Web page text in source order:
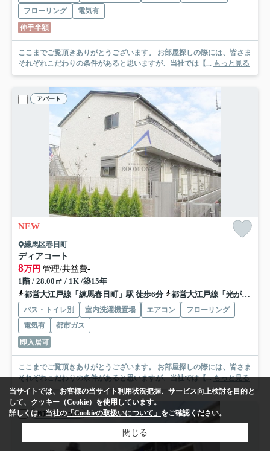
フローリング
電気有
仲手半額
ここまでご覧頂きありがとうございます。 お部屋探しの際には、皆さま
それぞれこだわりの条件があると思いますが、当社では【... もっと見る
アパート
NEW
練馬区春日町
ディアコート
8万円 管理/共益費-
1階 / 28.00㎡ / 1K /築15年
都営大江戸線「練馬春日町」駅 徒歩6分
都営大江戸線「光が丘」駅 徒歩14分
バス・トイレ別 室内洗濯機置場 エアコン
フローリング
電気有
都市ガス
即入居可
ここまでご覧頂きありがとうございます。 お部屋探しの際には、皆さま
それぞれこだわりの条件があると思いますが、当社では【...もっと見る
賃貸マンション
当サイトでは、お客様の当サイト利用状況把握、サービス向上検討を目的と
して、クッキー（Cookie）を使用しています。
詳しくは、当社の 「Cookieの取扱いについて」 をご確認ください。
閉じる